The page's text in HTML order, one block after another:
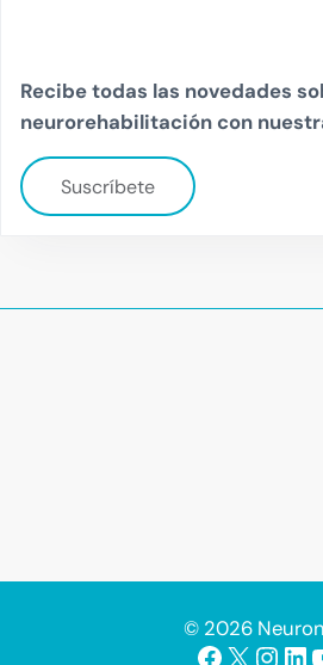
Recibe todas las novedades
neurorehabilitación con
Suscríbete
© 2026
Facebook
X